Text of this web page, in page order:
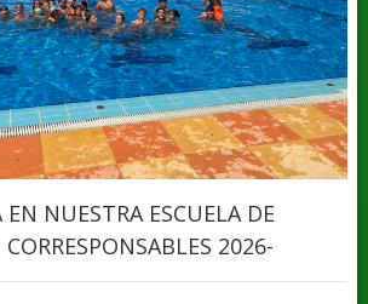
EN NUESTRA ESCUELA DE
2026-